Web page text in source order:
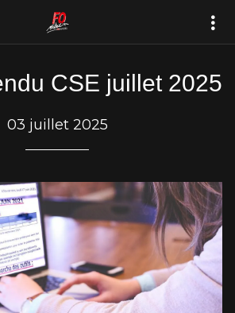
CSE juillet 2025
03 juillet 2025